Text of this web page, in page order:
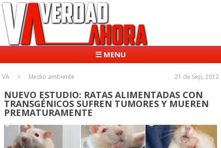
☰ MENU
VA Medio ambiente 21 de Sep, 2012
NUEVO ESTUDIO: RATAS ALIMENTADAS CON
TRANSGÉNICOS SUFREN TUMORES Y MUEREN
PREMATURAMENTE